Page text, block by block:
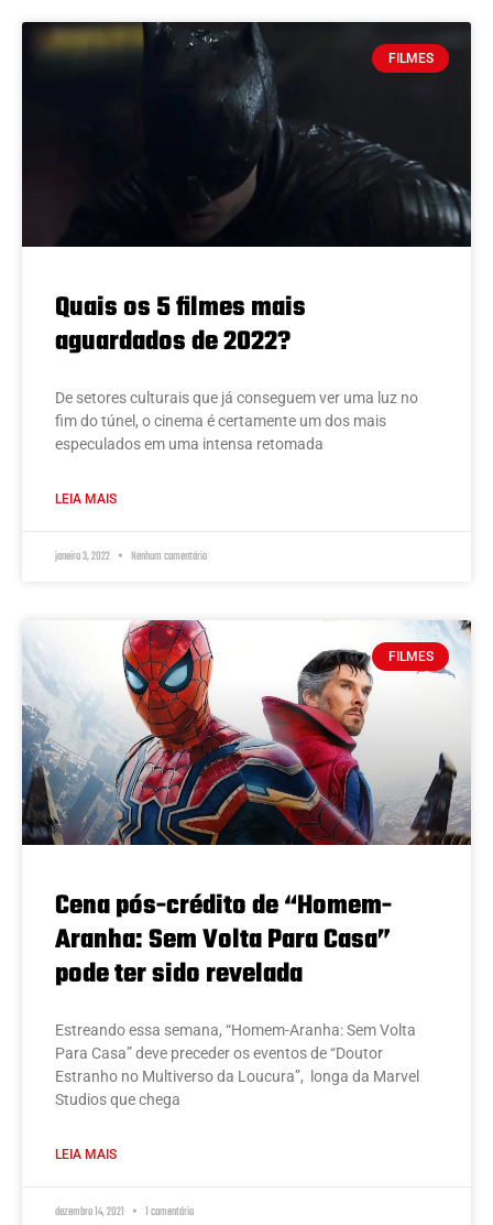
FILMES
Quais os 5 filmes mais
aguardados de 2022?
De setores culturais que já conseguem ver uma luz no
fim do túnel, o cinema é certamente um dos mais
especulados em uma intensa retomada
LEIA MAIS
janeiro 3, 2022 Nenhum comentário
FILMES
Cena pós-crédito de “Homem-
Aranha: Sem Volta Para Casa”
pode ter sido revelada
Estreando essa semana, “Homem-Aranha: Sem Volta
Para Casa” deve preceder os eventos de “Doutor
Estranho no Multiverso da Loucura”, longa da Marvel
Studios que chega
LEIA MAIS
dezembro 14, 2021 1 comentário